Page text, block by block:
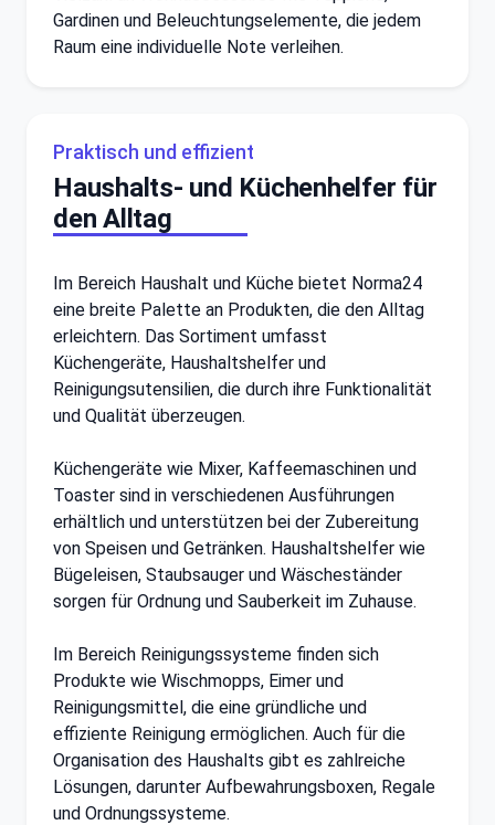
Gardinen und Beleuchtungselemente, die jedem
Raum eine individuelle Note verleihen.
Praktisch und effizient
Haushalts- und Küchenhelfer für
den Alltag
Im Bereich Haushalt und Küche bietet Norma24
eine breite Palette an Produkten, die den Alltag
erleichtern. Das Sortiment umfasst
Küchengeräte, Haushaltshelfer und
Reinigungsutensilien, die durch ihre Funktionalität
und Qualität überzeugen.
Küchengeräte wie Mixer, Kaffeemaschinen und
Toaster sind in verschiedenen Ausführungen
erhältlich und unterstützen bei der Zubereitung
von Speisen und Getränken. Haushaltshelfer wie
Bügeleisen, Staubsauger und Wäscheständer
sorgen für Ordnung und Sauberkeit im Zuhause.
Im Bereich Reinigungssysteme finden sich
Produkte wie Wischmopps, Eimer und
Reinigungsmittel, die eine gründliche und
effiziente Reinigung ermöglichen. Auch für die
Organisation des Haushalts gibt es zahlreiche
Lösungen, darunter Aufbewahrungsboxen, Regale
und Ordnungssysteme.